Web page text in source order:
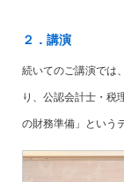
２．講演
続いてのご講演では
り、公認会計士・税
の財務準備」という